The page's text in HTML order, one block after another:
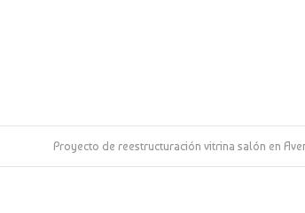
Proyecto de reestructuración vitrina salón en